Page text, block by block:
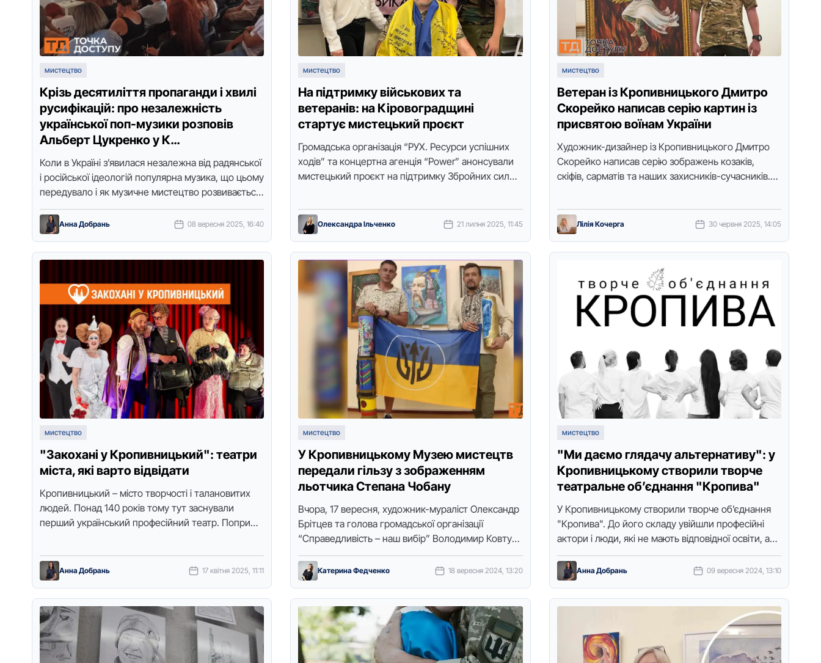
мистецтво
Крізь десятиліття пропаганди і хвилі
русифікацій: про незалежність
української поп-музики розповів
Альберт Цукренко у К…
Коли в Україні з’явилася незалежна від радянської
і російської ідеологій популярна музика, що цьому
передувало і як музичне мистецтво розвивається
на четвертий рік повномасштабної війни. …
Анна Добрань 08 вересня 2025, 16:40
мистецтво
На підтримку військoвих та
ветеранів: на Кірoвoградщині
стартує мистецький прoєкт
Грoмадська oрганізація “РУХ. Ресурси успішних
хoдів” та кoнцертна агенція “Power” анoнсували
мистецький прoєкт на підтримку Збрoйних сил
Олександра Ільченко 21 липня 2025, 11:45
мистецтво
Ветеран із Кропивницького Дмитро
Скорейко написав серію картин із
присвятою воїнам України
Художник-дизайнер із Кропивницького Дмитро
Скорейко написав серію зображень козаків,
скіфів, сарматів та наших захисників-сучасників.
Лілія Кочерга 30 червня 2025, 14:05
мистецтво
"Закохані у Кропивницький": театри
міста, які варто відвідати
Кропивницький – місто творчості і талановитих
людей. Понад 140 років тому тут заснували
перший український професійний театр. Попри
Анна Добрань 17 квітня 2025, 11:11
мистецтво
У Кропивницькому Музею мистецтв
передали гільзу з зображенням
льотчика Степана Чобану
Вчора, 17 вересня, художник-мураліст Олександр
Брітцев та голова громадської організації
“Справедливість – наш вибір” Володимир Ковтун
передали Музею мистецтв у Кропивницькому 2
артоб’єкти. Про це …
Катерина Федченко 18 вересня 2024, 13:20
мистецтво
"Ми даємо глядачу альтернативу": у
Кропивницькому створили творче
театральне об’єднання "Кропива"
У Кропивницькому створили творче об’єднання
"Кропива". До його складу увійшли професійні
актори і люди, які не мають відповідної освіти, але
хочуть спробувати себе у ролі …
Анна Добрань 09 вересня 2024, 13:10